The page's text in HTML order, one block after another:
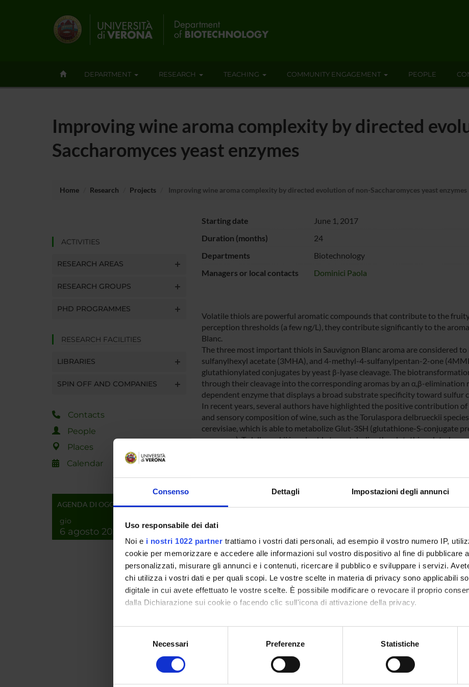
Consenso Dettagli Impostazioni degli annunci
Uso responsabile dei dati
Noi e i nostri 1022 partner trattiamo i vostri dati personali, ad esempio il vostro numero IP,
cookie per memorizzare e accedere alle informazioni sul vostro dispositivo al fine di pubblicare
personalizzati, misurare gli annunci e i contenuti, ricercare il pubblico e sviluppare i servizi.
chi utilizza i vostri dati e per quali scopi. Le vostre scelte in materia di privacy sono applicabili
digitale in cui avete effettuato le vostre scelte. È possibile modificare o revocare il proprio
dalla Dichiarazione sui cookie o facendo clic sull'icona di attivazione della privacy.
Con il tuo consenso, vorremmo anche:
raccogliere informazioni sulla tua posizione geografica, con un'approssimazione di
digitali).
Necessari Preferenze Statistiche
DEPARTMENT RESEARCH TEACHING COMMUNITY ENGAGEMENT PEOPLE
Improving wine aroma complexity by directed
Saccharomyces yeast enzymes
Home Research Projects Improving wine aroma complexity by directed evolution of non-Saccharomyces yeast enzymes
ACTIVITIES
RESEARCH AREAS
RESEARCH GROUPS
PHD PROGRAMMES
RESEARCH FACILITIES
LIBRARIES
SPIN OFF AND COMPANIES
Contacts
People
Places
Calendar
AGENDA DI OGGI
gio
6 agosto 2026
Starting date
June 1, 2017
Duration (months)
24
Departments
Biotechnology
Managers or local contacts
Dominici Paola
Volatile thiols are powerful aromatic compounds that contribute to the
perception thresholds (a few ng/L), they contribute significantly to the
Blanc.
The three most important thiols in Sauvignon Blanc aroma are considered
sulfanylhexyl acetate (3MHA), and 4-methyl-4-sulfanylpentan-2-one
glutathionylated conjugates by yeast β-lyase cleavage. The
through their cleavage into the corresponding aromas by an α,β-elimination
dependent enzyme that displays a broad substrate specificity toward sulfur
In recent years, several authors have highlighted the positive contribution
and sensory composition of wine, such as the Torulaspora delbrueckii
cerevisiae, which is able to metabolize Glut-3SH (glutathione-S-conjugate
precursor), T. delbrueckii is only able to metabolize the glutathionylated
Target of this project is to improve T. delbrueckii C-S lyase catalytic activity
To this aim we will use a random domain mutagenesis/recombination
properties of S. cerevisiae (MORPHING) that randomly introduces
areas to favor in vivo splicing and recombination in yeast. In a single step,
randomly mutagenized regions with the remaining, unaltered fragments of a
SPONSORS:
Funds:assigned and managed by the
Paola Dominici Full Professor
RESEARCH AREAS INVOLVED IN THE PROJECT